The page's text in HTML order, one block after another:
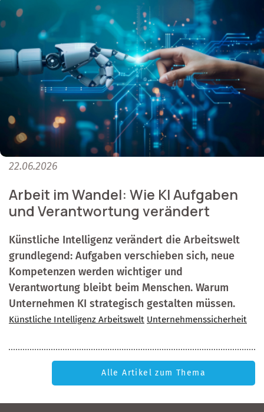
22.06.2026
Arbeit im Wandel: Wie KI Aufgaben
und Verantwortung verändert
Künstliche Intelligenz verändert die Arbeitswelt
grundlegend: Aufgaben verschieben sich, neue
Kompetenzen werden wichtiger und
Verantwortung bleibt beim Menschen. Warum
Unternehmen KI strategisch gestalten müssen.
Künstliche Intelligenz Arbeitswelt Unternehmenssicherheit
Alle Artikel zum Thema